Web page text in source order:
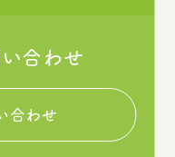
合わせ
合わせ